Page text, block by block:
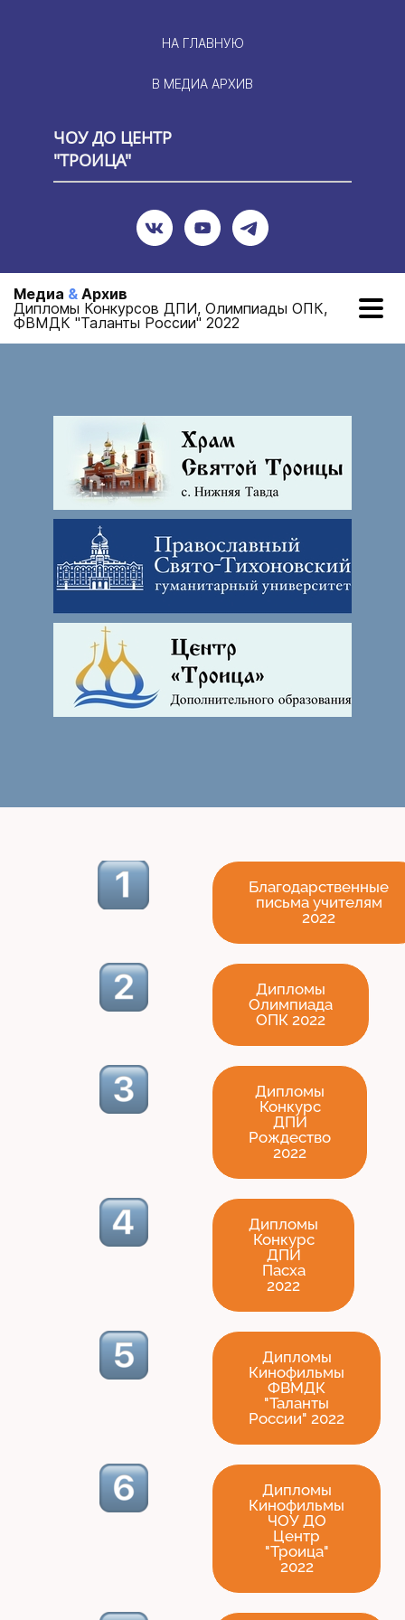
НА ГЛАВНУЮ
В МЕДИА АРХИВ
ЧОУ ДО ЦЕНТР
"ТРОИЦА"
Медиа & Архив
Дипломы Конкурсов ДПИ, Олимпиады ОПК,
ФВМДК "Таланты России" 2022
Благодарственные
письма учителям
2022
Дипломы
Олимпиада
ОПК 2022
Дипломы
Конкурс
ДПИ
Рождество
2022
Дипломы
Конкурс
ДПИ
Пасха
2022
Дипломы
Кинофильмы
ФВМДК
"Таланты
России" 2022
Дипломы
Кинофильмы
ЧОУ ДО
Центр
"Троица"
2022